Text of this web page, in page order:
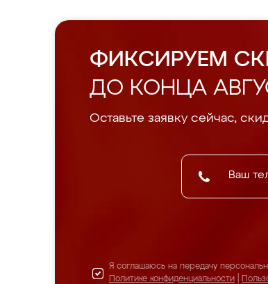
ФИКСИРУЕМ
ДО КОНЦА
Оставьте заявку сейчас,
Я соглашаюсь на передачу
Политике конфиденциальности